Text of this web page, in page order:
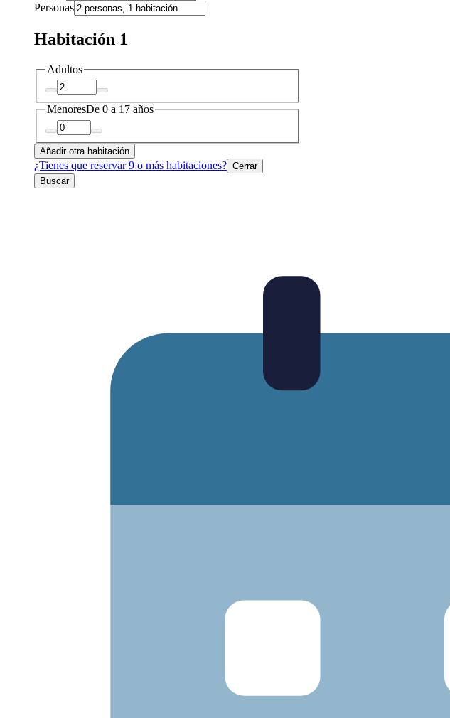
Personas
Habitación 1
Adultos
MenoresDe 0 a 17 años
Añadir otra habitación
¿Tienes que reservar 9 o más habitaciones? Cerrar
Buscar